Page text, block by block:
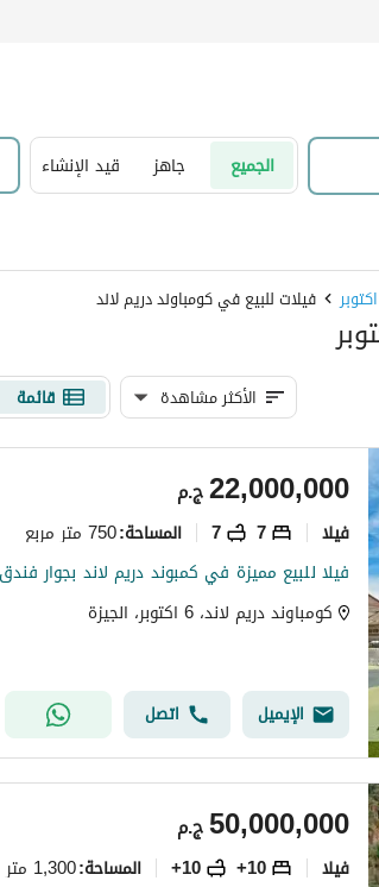
الجميع جاهز قيد الإنشاء
فيلات للبيع في كومباوند دريم لاند
الأكثر مشاهدة قائمة
ج.م22,000,000
فیلا 7
7 المساحة:750 متر مربع
كومباوند دريم لاند، 6 اكتوبر، الجيزة
الإيميل اتصل
ج.م50,000,000
فیلا 10+
10+ المساحة:1,300 متر مربع